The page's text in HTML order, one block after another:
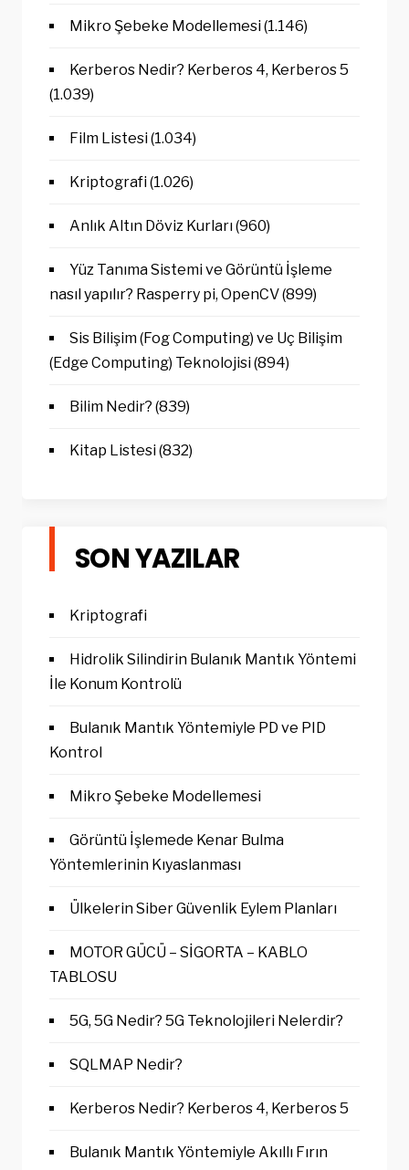
Mikro Şebeke Modellemesi(1.146)
Kerberos Nedir? Kerberos 4, Kerberos 5
(1.039)
Film Listesi(1.034)
Kriptografi(1.026)
Anlık Altın Döviz Kurları(960)
Yüz Tanıma Sistemi ve Görüntü İşleme
nasıl yapılır? Rasperry pi, OpenCV(899)
Sis Bilişim (Fog Computing) ve Uç Bilişim
(Edge Computing) Teknolojisi(894)
Bilim Nedir? (839)
Kitap Listesi(832)
SON YAZILAR
Kriptografi
Hidrolik Silindirin Bulanık Mantık Yöntemi
İle Konum Kontrolü
Bulanık Mantık Yöntemiyle PD ve PID
Kontrol
Mikro Şebeke Modellemesi
Görüntü İşlemede Kenar Bulma
Yöntemlerinin Kıyaslanması
Ülkelerin Siber Güvenlik Eylem Planları
MOTOR GÜCÜ – SİGORTA – KABLO
TABLOSU
5G, 5G Nedir? 5G Teknolojileri Nelerdir?
SQLMAP Nedir?
Kerberos Nedir? Kerberos 4, Kerberos 5
Bulanık Mantık Yöntemiyle Akıllı Fırın